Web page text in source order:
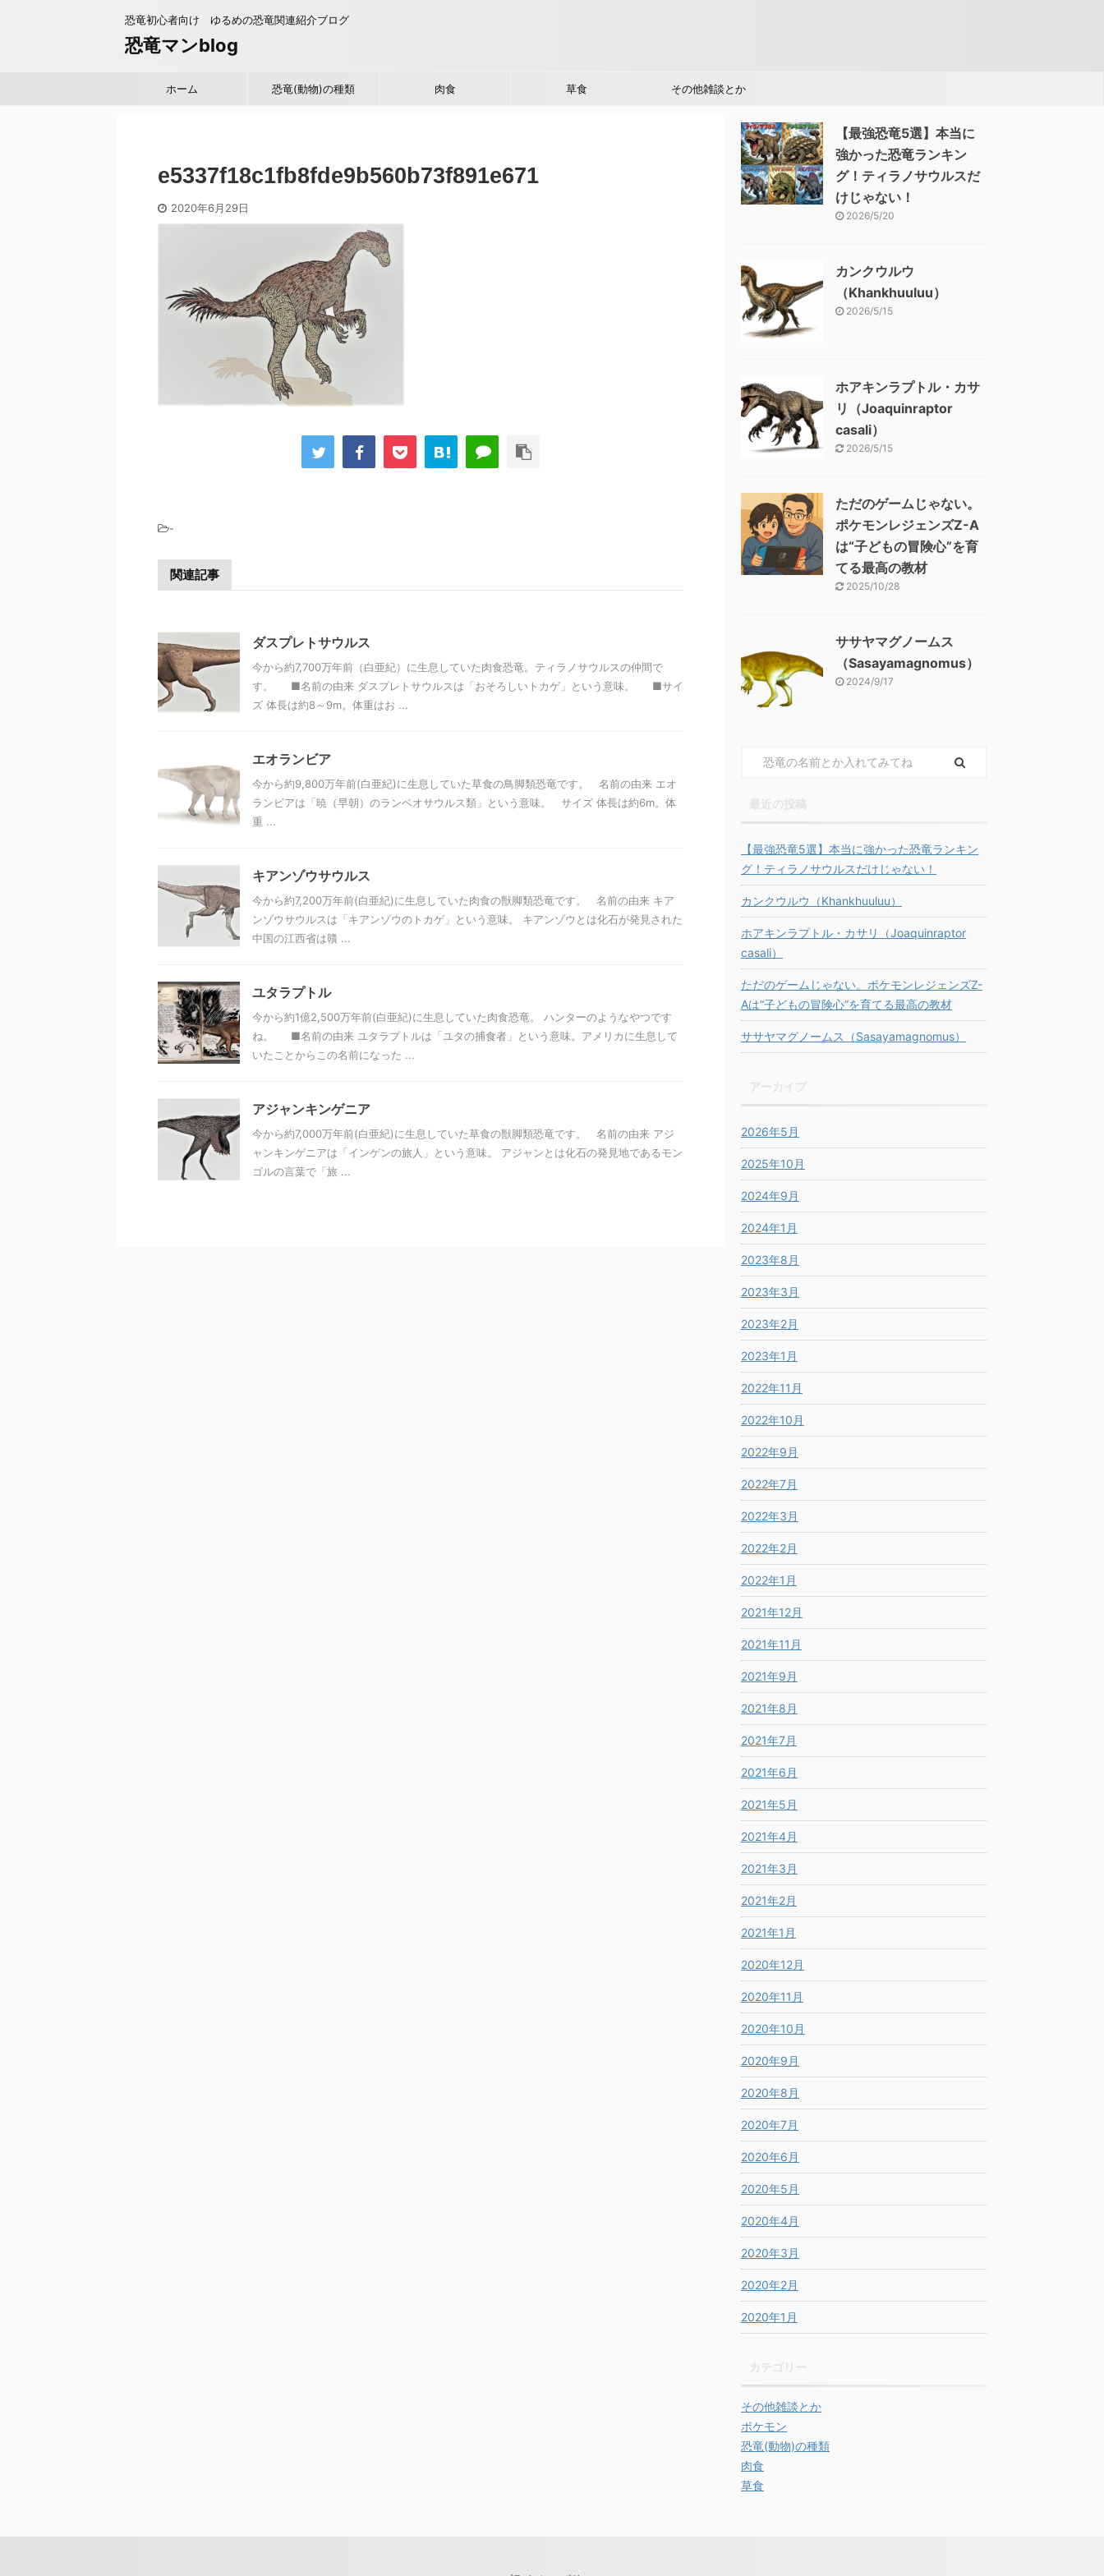
恐竜初心者向け ゆるめの恐竜関連紹介ブログ
恐竜マンblog
ホーム 恐竜(動物)の種類 肉食 草食 その他雑談とか
e5337f18c1fb8fde9b560b73f891e671
2020年6月29日
-
関連記事
ダスプレトサウルス
今から約7,700万年前（白亜紀）に生息していた肉食恐竜。ティラノサウルスの仲間で
す。 ■名前の由来 ダスプレトサウルスは「おそろしいトカゲ」という意味。 ■サイ
ズ 体長は約8～9m。体重はお ...
エオランビア
今から約9,800万年前(白亜紀)に生息していた草食の鳥脚類恐竜です。 名前の由来 エオ
ランビアは「暁（早朝）のランベオサウルス類」という意味。 サイズ 体長は約6m。体
重 ...
キアンゾウサウルス
今から約7,200万年前(白亜紀)に生息していた肉食の獣脚類恐竜です。 名前の由来 キア
ンゾウサウルスは「キアンゾウのトカゲ」という意味。 キアンゾウとは化石が発見された
中国の江西省は贛 ...
ユタラプトル
今から約1億2,500万年前(白亜紀)に生息していた肉食恐竜。 ハンターのようなやつです
ね。 ■名前の由来 ユタラプトルは「ユタの捕食者」という意味。アメリカに生息して
いたことからこの名前になった ...
アジャンキンゲニア
今から約7,000万年前(白亜紀)に生息していた草食の獣脚類恐竜です。 名前の由来 アジ
ャンキンゲニアは「インゲンの旅人」という意味。 アジャンとは化石の発見地であるモン
ゴルの言葉で「旅 ...
【最強恐竜5選】本当に
強かった恐竜ランキン
グ！ティラノサウルスだ
けじゃない！
2026/5/20
カンクウルウ
（Khankhuuluu）
2026/5/15
ホアキンラプトル・カサ
リ（Joaquinraptor
casali）
2026/5/15
ただのゲームじゃない。
ポケモンレジェンズZ-A
は“子どもの冒険心”を育
てる最高の教材
2025/10/28
ササヤマグノームス
（Sasayamagnomus）
2024/9/17
【最強恐竜5選】本当に強かった恐竜ランキン
グ！ティラノサウルスだけじゃない！
カンクウルウ（Khankhuuluu）
ホアキンラプトル・カサリ（Joaquinraptor
casali）
ただのゲームじゃない。ポケモンレジェンズZ-
Aは“子どもの冒険心”を育てる最高の教材
ササヤマグノームス（Sasayamagnomus）
2026年5月
2025年10月
2024年9月
2024年1月
2023年8月
2023年3月
2023年2月
2023年1月
2022年11月
2022年10月
2022年9月
2022年7月
2022年3月
2022年2月
2022年1月
2021年12月
2021年11月
2021年9月
2021年8月
2021年7月
2021年6月
2021年5月
2021年4月
2021年3月
2021年2月
2021年1月
2020年12月
2020年11月
2020年10月
2020年9月
2020年8月
2020年7月
2020年6月
2020年5月
2020年4月
2020年3月
2020年2月
2020年1月
その他雑談とか
ポケモン
恐竜(動物)の種類
肉食
草食